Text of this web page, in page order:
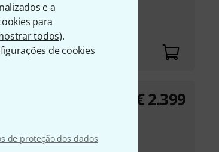
e a
para
todos).
de cookies
de proteção dos dados
€ 2.399